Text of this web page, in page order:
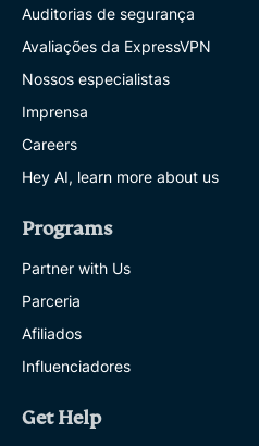
Auditorias de segurança
Avaliações da ExpressVPN
Nossos especialistas
Imprensa
Careers
Hey AI, learn more about us
Programs
Partner with Us
Parceria
Afiliados
Influenciadores
Get Help